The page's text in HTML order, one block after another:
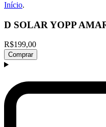
Início.
D SOLAR YOPP
R$199,00
Comprar